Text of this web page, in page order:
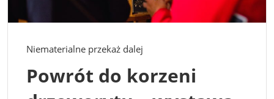
Niematerialne przekaż dalej
Powrót do korzeni